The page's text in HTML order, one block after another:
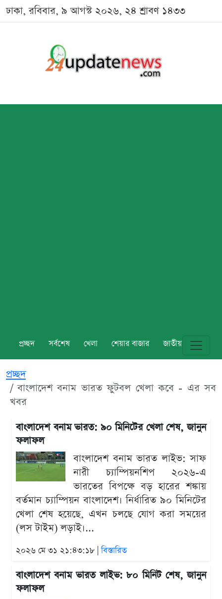
ঢাকা, রবিবার, ৯ আগস্ট ২০২৬, ২৪ শ্রাবণ ১৪৩৩
প্রচ্ছদ সর্বশেষ খেলা শেয়ার বাজার জাতীয় বিশ্ব
প্রচ্ছদ
বাংলাদেশ বনাম ভারত ফুটবল খেলা কবে - এর সব
খবর
বাংলাদেশ বনাম ভারত: ৯০ মিনিটের খেলা শেষ, জানুন
ফলাফল
বাংলাদেশ বনাম ভারত লাইভ: সাফ
নারী চ্যাম্পিয়নশিপ ২০২৬-এ
ভারতের বিপক্ষে বড় হারের শঙ্কায়
বর্তমান চ্যাম্পিয়ন বাংলাদেশ। নির্ধারিত ৯০ মিনিটের
খেলা শেষ হয়েছে, এখন চলছে যোগ করা সময়ের
(লস টাইম) লড়াই।...
২০২৬ মে ৩১ ২১:৪৩:১৮ |বিস্তারিত
বাংলাদেশ বনাম ভারত লাইভ: ৮০ মিনিট শেষ, জানুন
ফলাফল